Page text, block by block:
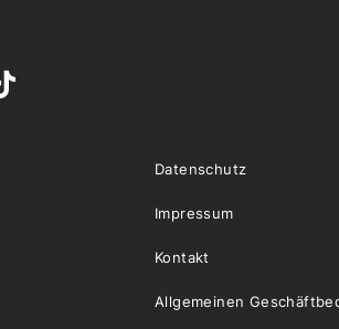
Datenschutz
Impressum
Kontakt
Allgemeinen